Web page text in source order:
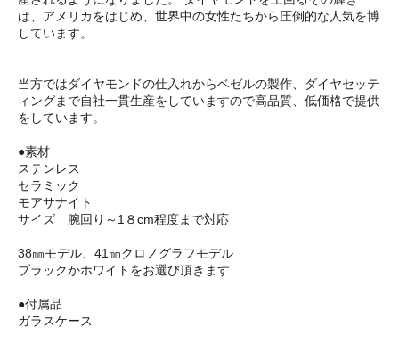
は、アメリカをはじめ、世界中の女性たちから圧倒的な人気を博
しています。
当方ではダイヤモンドの仕入れからベゼルの製作、ダイヤセッテ
ィングまで自社一貫生産をしていますので高品質、低価格で提供
をしています。
●素材
ステンレス
セラミック
モアサナイト
サイズ 腕回り～1８cm程度まで対応
38㎜モデル、41㎜クロノグラフモデル
ブラックかホワイトをお選び頂きます
●付属品
ガラスケース